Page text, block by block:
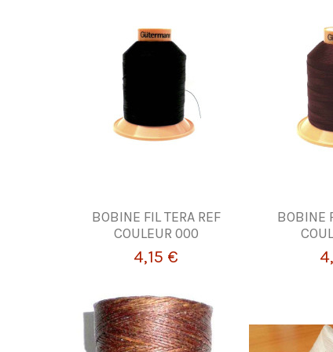
BOBINE FIL TERA REF
COULEUR 000
4,15 €
BOBINE